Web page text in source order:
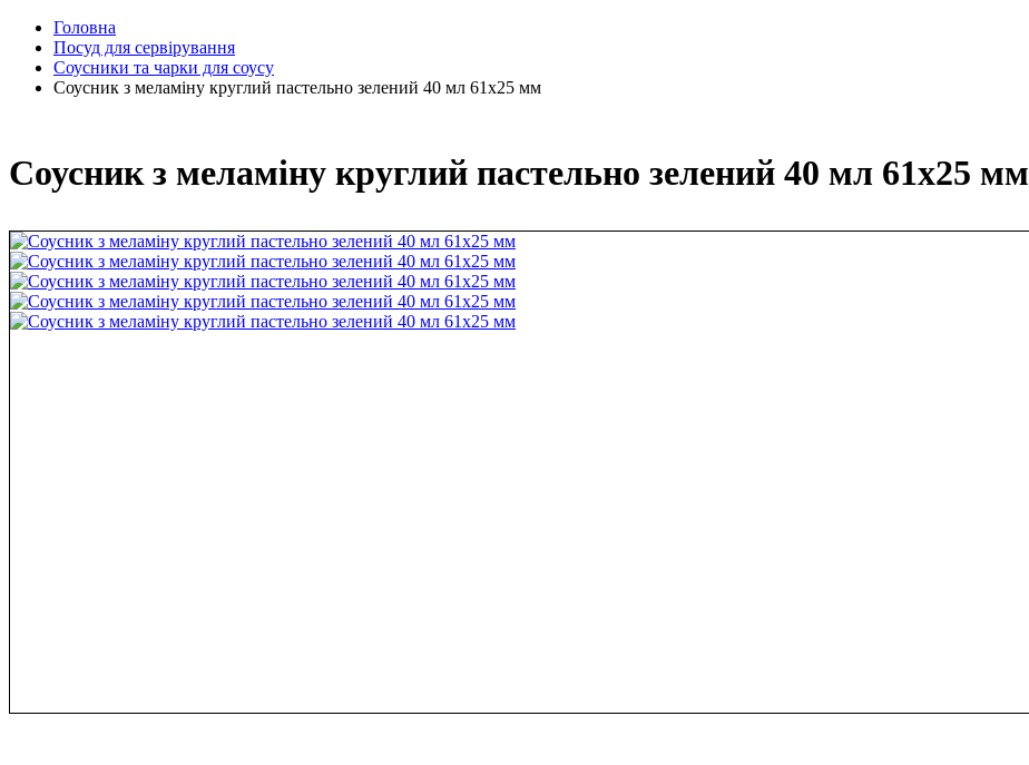
Головна
Посуд для сервірування
Соусники та чарки для соусу
Соусник з меламіну круглий пастельно зелений 40 мл 61х25 мм
Соусник з меламіну круглий пастельно зелений 40 мл 61х25 мм